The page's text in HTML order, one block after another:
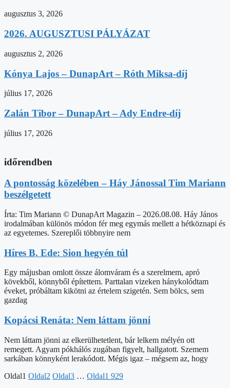
augusztus 3, 2026
2026. AUGUSZTUSI PÁLYÁZAT
augusztus 2, 2026
Kónya Lajos – DunapArt – Róth Miksa-díj
július 17, 2026
Zalán Tibor – DunapArt – Ady Endre-díj
július 17, 2026
időrendben
A pontosság közelében – Háy Jánossal Tim Mariann
beszélgetett
Írta: Tim Mariann © DunapArt Magazin – 2026.08.08. Háy János
irodalmában különös módon fér meg egymás mellett a hétköznapi és
az egyetemes. Szereplői többnyire nem
Híres B. Ede: Sion hegyén túl
Egy májusban omlott össze álomváram és a szerelmem, apró
kövekből, könnyből építettem. Parttalan vizeken hánykolódtam
éveket, próbáltam kikötni az értelem szigetén. Sem bölcs, sem
gazdag
Kopácsi Renáta: Nem láttam jönni
​​​Nem láttam jönni az elkerülhetetlent, bár lelkem mélyén ott
remegett. Agyam pókhálós zugában figyelt, hallgatott. Szemem
sarkában könnyként lerakódott. Mégis igaz – mégsem az, hogy
Oldal1 Oldal2 Oldal3 … Oldal1 929